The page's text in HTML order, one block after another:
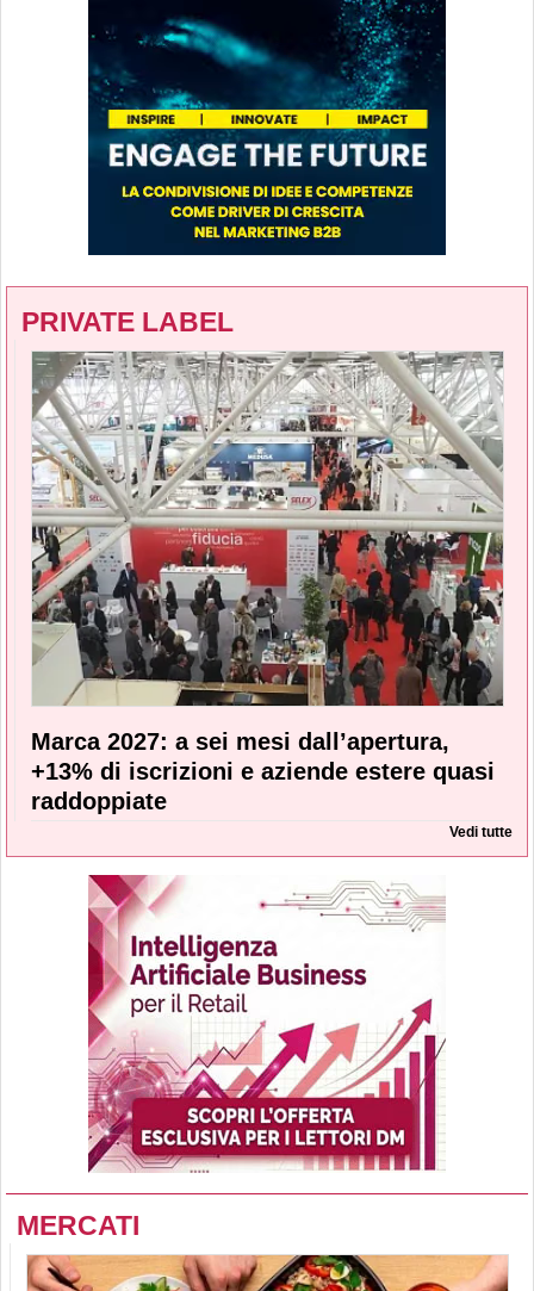
PRIVATE LABEL
Marca 2027: a sei mesi dall’apertura,
+13% di iscrizioni e aziende estere quasi
raddoppiate
Vedi tutte
MERCATI